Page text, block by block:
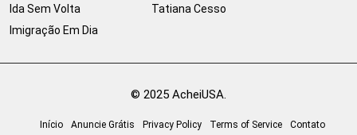
Ida Sem Volta
Imigração Em Dia
Tatiana Cesso
© 2025 AcheiUSA.
Início Anuncie Grátis Privacy Policy Terms of Service Contato